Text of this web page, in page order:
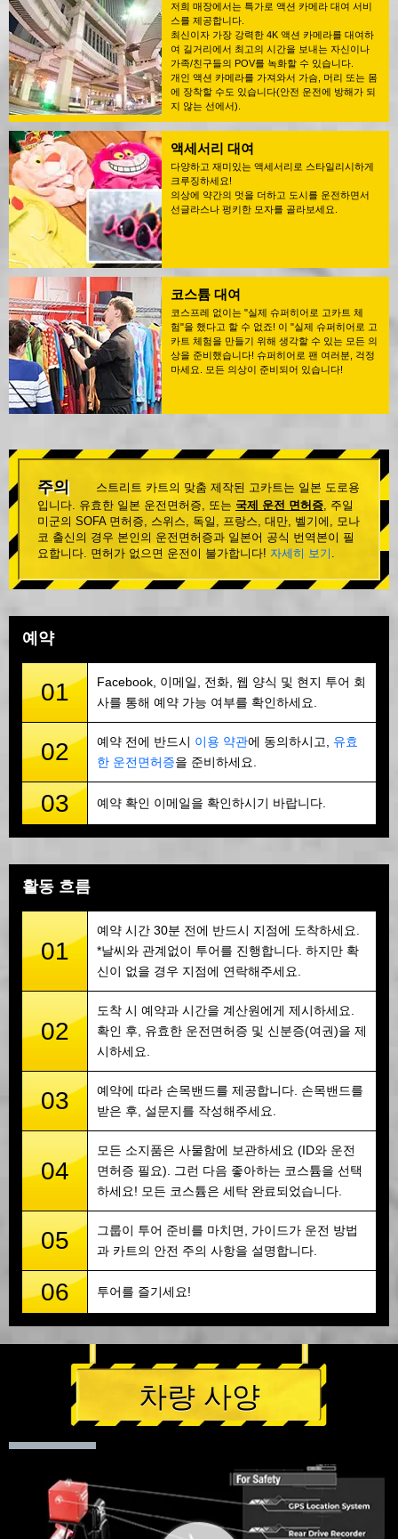
저희 매장에서는 특가로 액션 카메라 대여 서비
스를 제공합니다.
최신이자 가장 강력한 4K 액션 카메라를 대여하
여 길거리에서 최고의 시간을 보내는 자신이나
가족/친구들의 POV를 녹화할 수 있습니다.
개인 액션 카메라를 가져와서 가슴, 머리 또는 몸
에 장착할 수도 있습니다(안전 운전에 방해가 되
지 않는 선에서).
액세서리 대여
다양하고 재미있는 액세서리로 스타일리시하게
크루징하세요!
의상에 약간의 멋을 더하고 도시를 운전하면서
선글라스나 펑키한 모자를 골라보세요.
코스튬 대여
코스프레 없이는 "실제 슈퍼히어로 고카트 체
험"을 했다고 할 수 없죠! 이 "실제 슈퍼히어로 고
카트 체험을 만들기 위해 생각할 수 있는 모든 의
상을 준비했습니다! 슈퍼히어로 팬 여러분, 걱정
마세요. 모든 의상이 준비되어 있습니다!
주의
스트리트 카트의 맞춤 제작된 고카트는 일본 도로용
입니다. 유효한 일본 운전면허증, 또는 국제 운전 면허증, 주일
미군의 SOFA 면허증, 스위스, 독일, 프랑스, 대만, 벨기에, 모나
코 출신의 경우 본인의 운전면허증과 일본어 공식 번역본이 필
요합니다. 면허가 없으면 운전이 불가합니다! 자세히 보기 .
예약
01
Facebook, 이메일, 전화, 웹 양식 및 현지 투어 회
사를 통해 예약 가능 여부를 확인하세요.
02 예약 전에 반드시 이용 약관에 동의하시고, 유효
한 운전면허증을 준비하세요.
03 예약 확인 이메일을 확인하시기 바랍니다.
활동 흐름
01
예약 시간 30분 전에 반드시 지점에 도착하세요.
*날씨와 관계없이 투어를 진행합니다. 하지만 확
신이 없을 경우 지점에 연락해주세요.
02
도착 시 예약과 시간을 계산원에게 제시하세요.
확인 후, 유효한 운전면허증 및 신분증(여권)을 제
시하세요.
03
예약에 따라 손목밴드를 제공합니다. 손목밴드를
받은 후, 설문지를 작성해주세요.
04
모든 소지품은 사물함에 보관하세요 (ID와 운전
면허증 필요). 그런 다음 좋아하는 코스튬을 선택
하세요! 모든 코스튬은 세탁 완료되었습니다.
05
그룹이 투어 준비를 마치면, 가이드가 운전 방법
과 카트의 안전 주의 사항을 설명합니다.
06 투어를 즐기세요!
차량 사양